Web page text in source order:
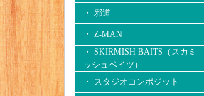
・ 邪道
・ Z-MAN
・ SKIRMISH BAITS（スカミ
ッシュベイツ）
・ スタジオコンポジット